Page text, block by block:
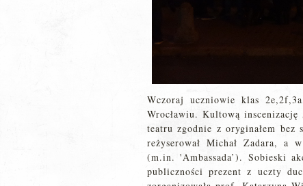
Wczoraj uczniowie klas
Wrocławiu. Kultową
teatru zgodnie z oryginałem
reżyserował Michał Zadara, a
(m.in. 'Ambassada’). Sobieski
publiczności prezent z uczty